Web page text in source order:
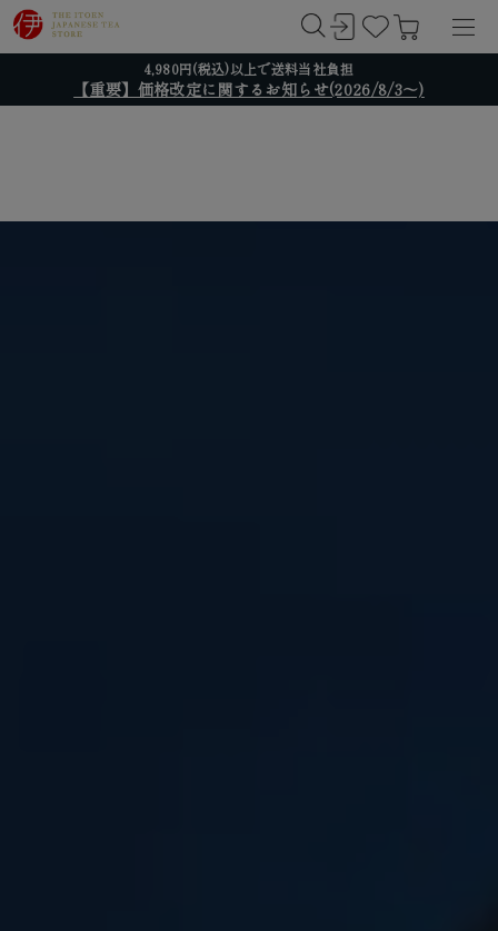
4,980円(税込)以上で送料当社負担
【重要】価格改定に関するお知らせ(2026/8/3～)